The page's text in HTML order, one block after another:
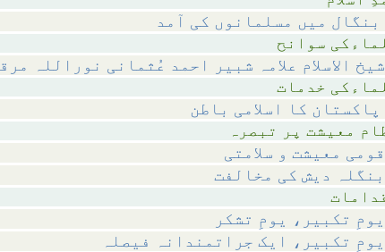
شیخ الاسلام علامہ شبیر احمد عُثمانی نوراللہ
قومی معیشت و سلامتی
بنگلہ دیش کی مخالفت
یومِ تکبیر، یومِ تشکر
یومِ تکبیر، ایک جراتمندانہ فیصلہ